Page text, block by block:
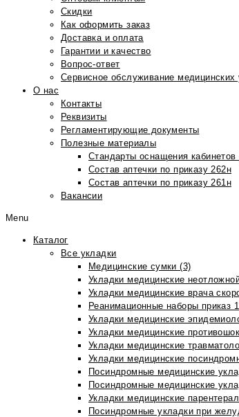
Скидки
Как оформить заказ
Доставка и оплата
Гарантии и качество
Вопрос-ответ
Сервисное обслуживание
О нас
Контакты
Реквизиты
Регламентирующие документы
Полезные материалы
Стандарты оснащения кабинетов
Состав аптечки по приказу 262н
Состав аптечки по приказу 261н
Вакансии
Menu
Каталог
Все укладки
Медицинские сумки (3)
Укладки медицинские
Укладки медицинские врача
Реанимационные наборы приказ
Укладки медицинские
Укладки медицинские
Укладки медицинские
Укладки медицинские
Посиндромные медицинские
Посиндромные медицинские
Укладки медицинские
Посиндромные укладки при